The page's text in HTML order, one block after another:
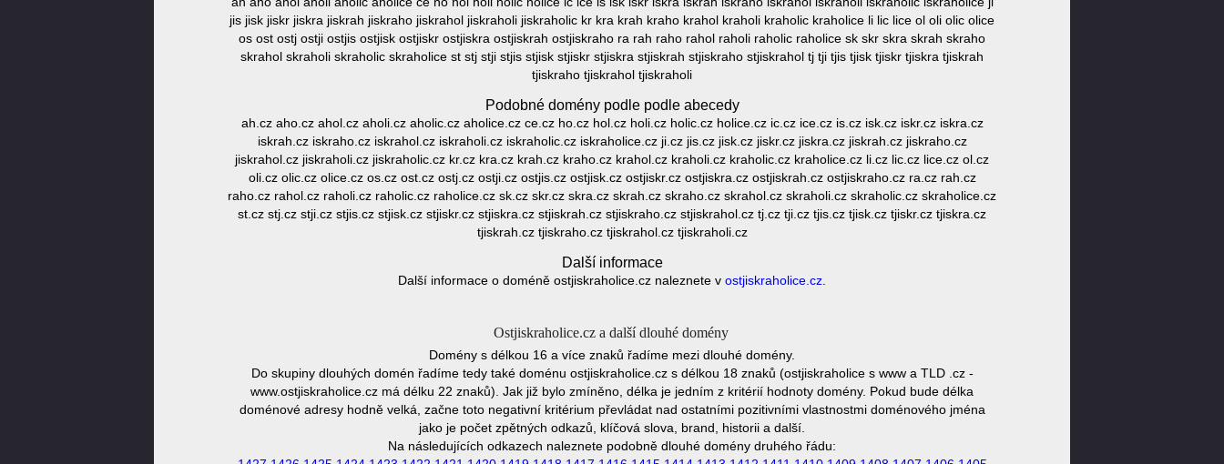
jis jisk jiskr jiskra jiskrah jiskraho jiskrahol jiskraholi jiskraholic kr kra krah kraho krahol kraholi kraholic kraholice li lic lice ol oli olic olice
os ost ostj ostji ostjis ostjisk ostjiskr ostjiskra ostjiskrah ostjiskraho ra rah raho rahol raholi raholic raholice sk skr skra skrah skraho
skrahol skraholi skraholic skraholice st stj stji stjis stjisk stjiskr stjiskra stjiskrah stjiskraho stjiskrahol tj tji tjis tjisk tjiskr tjiskra tjiskrah
tjiskraho tjiskrahol tjiskraholi
Podobné domény podle podle abecedy
ah.cz aho.cz ahol.cz aholi.cz aholic.cz aholice.cz ce.cz ho.cz hol.cz holi.cz holic.cz holice.cz ic.cz ice.cz is.cz isk.cz iskr.cz iskra.cz
iskrah.cz iskraho.cz iskrahol.cz iskraholi.cz iskraholic.cz iskraholice.cz ji.cz jis.cz jisk.cz jiskr.cz jiskra.cz jiskrah.cz jiskraho.cz
jiskrahol.cz jiskraholi.cz jiskraholic.cz kr.cz kra.cz krah.cz kraho.cz krahol.cz kraholi.cz kraholic.cz kraholice.cz li.cz lic.cz lice.cz ol.cz
oli.cz olic.cz olice.cz os.cz ost.cz ostj.cz ostji.cz ostjis.cz ostjisk.cz ostjiskr.cz ostjiskra.cz ostjiskrah.cz ostjiskraho.cz ra.cz rah.cz
raho.cz rahol.cz raholi.cz raholic.cz raholice.cz sk.cz skr.cz skra.cz skrah.cz skraho.cz skrahol.cz skraholi.cz skraholic.cz skraholice.cz
st.cz stj.cz stji.cz stjis.cz stjisk.cz stjiskr.cz stjiskra.cz stjiskrah.cz stjiskraho.cz stjiskrahol.cz tj.cz tji.cz tjis.cz tjisk.cz tjiskr.cz tjiskra.cz
tjiskrah.cz tjiskraho.cz tjiskrahol.cz tjiskraholi.cz
Další informace
Další informace o doméně ostjiskraholice.cz naleznete v ostjiskraholice.cz
Ostjiskraholice.cz a další dlouhé domény
Domény s délkou 16 a více znaků řadíme mezi dlouhé domény.
Do skupiny dlouhých domén řadíme tedy také doménu ostjiskraholice.cz s délkou 18 znaků (ostjiskraholice s www a TLD .cz -
www.ostjiskraholice.cz má délku 22 znaků). Jak již bylo zmíněno, délka je jedním z kritérií hodnoty domény. Pokud bude délka
doménové adresy hodně velká, začne toto negativní kritérium převládat nad ostatními pozitivními vlastnostmi doménového jména
jako je počet zpětných odkazů, klíčová slova, brand, historii a další.
Na následujících odkazech naleznete podobně dlouhé domény druhého řádu: